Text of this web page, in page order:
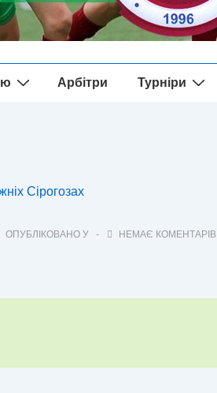
Арбітри Турніри
Сірогозах
ОПУБЛІКОВАНО У НЕМАЄ КОМЕНТАРІВ